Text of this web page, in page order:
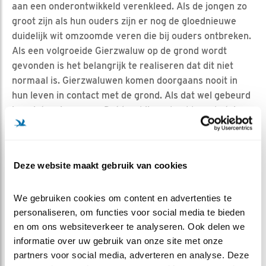
Deze website maakt gebruik van cookies
We gebruiken cookies om content en advertenties te
personaliseren, om functies voor social media te bieden
en om ons websiteverkeer te analyseren. Ook delen we
informatie over uw gebruik van onze site met onze
partners voor social media, adverteren en analyse. Deze
aan een onderontwikkeld verenkleed. Als de jongen zo
groot zijn als hun ouders zijn er nog de gloednieuwe
duidelijk wit omzoomde veren die bij ouders ontbreken.
Als een volgroeide Gierzwaluw op de grond wordt
gevonden is het belangrijk te realiseren dat dit niet
normaal is. Gierzwaluwen komen doorgaans nooit in
hun leven in contact met de grond. Als dat wel gebeurd
is er iets misgegaan. Dat kan bijvoorbeeld een botsing
zijn geweest, of een gevecht met een soortgenoot of
Probeer een gevonden Gierzwaluw eerst tot rust te
tijdje kan geprobeerd worden of de vogel vanaf een
vlakke hand met gestrekte arm wil opstijgen. Doe dit op
een plaats met genoeg ruimte en probeer het
meerdere keren als de eerste keer niet lukt. Ga nooit
met de vogel gooien. Als de Gierzwaluw gezond en